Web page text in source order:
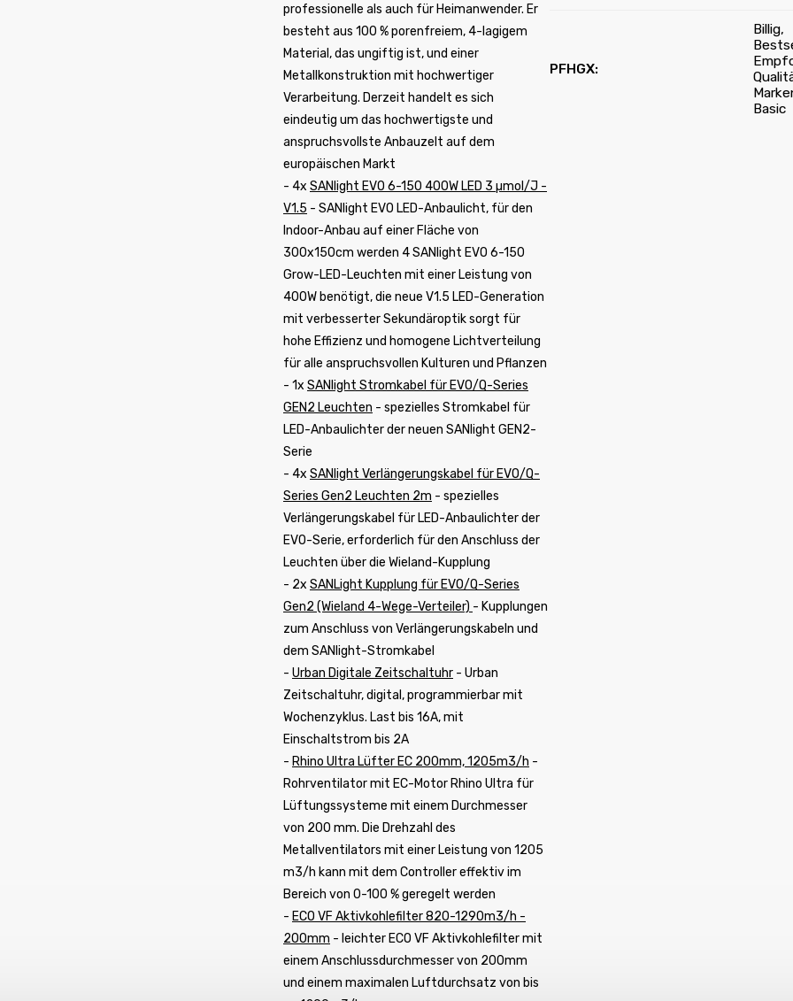
professionelle als auch für Heimanwender. Er
besteht aus 100 % porenfreiem, 4-lagigem
Material, das ungiftig ist, und einer
Metallkonstruktion mit hochwertiger
Verarbeitung. Derzeit handelt es sich
eindeutig um das hochwertigste und
anspruchsvollste Anbauzelt auf dem
europäischen Markt
- 4x SANlight EVO 6-150 400W LED 3 µmol/J -
V1.5 - SANlight EVO LED-Anbaulicht, für den
Indoor-Anbau auf einer Fläche von
300x150cm werden 4 SANlight EVO 6-150
Grow-LED-Leuchten mit einer Leistung von
400W benötigt, die neue V1.5 LED-Generation
mit verbesserter Sekundäroptik sorgt für
hohe Effizienz und homogene Lichtverteilung
für alle anspruchsvollen Kulturen und Pflanzen
- 1x SANlight Stromkabel für EVO/Q-Series
GEN2 Leuchten - spezielles Stromkabel für
LED-Anbaulichter der neuen SANlight GEN2-
Serie
- 4x SANlight Verlängerungskabel für EVO/Q-
Series Gen2 Leuchten 2m - spezielles
Verlängerungskabel für LED-Anbaulichter der
EVO-Serie, erforderlich für den Anschluss der
Leuchten über die Wieland-Kupplung
- 2x SANLight Kupplung für EVO/Q-Series
Gen2 (Wieland 4-Wege-Verteiler) - Kupplungen
zum Anschluss von Verlängerungskabeln und
dem SANlight-Stromkabel
- Urban Digitale Zeitschaltuhr - Urban
Zeitschaltuhr, digital, programmierbar mit
Wochenzyklus. Last bis 16A, mit
Einschaltstrom bis 2A
- Rhino Ultra Lüfter EC 200mm, 1205m3/h -
Rohrventilator mit EC-Motor Rhino Ultra für
Lüftungssysteme mit einem Durchmesser
von 200 mm. Die Drehzahl des
Metallventilators mit einer Leistung von 1205
m3/h kann mit dem Controller effektiv im
Bereich von 0-100 % geregelt werden
- ECO VF Aktivkohlefilter 820-1290m3/h -
200mm - leichter ECO VF Aktivkohlefilter mit
einem Anschlussdurchmesser von 200mm
und einem maximalen Luftdurchsatz von bis
PFHGX:
Billig,
Basic